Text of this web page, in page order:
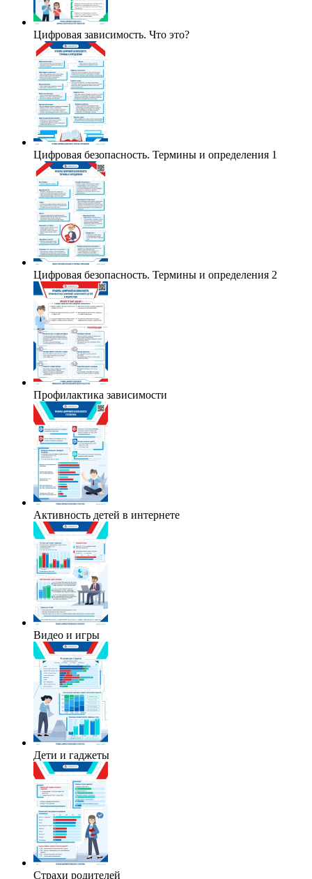
Цифровая зависимость. Что это?
Цифровая безопасность. Термины и определения 1
Цифровая безопасность. Термины и определения 2
Профилактика зависимости
Активность детей в интернете
Видео и игры
Дети и гаджеты
Страхи родителей